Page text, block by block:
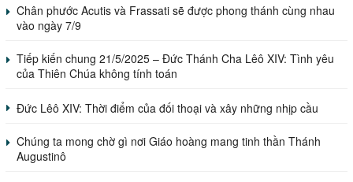
Chân phước Acutis và Frassati sẽ được phong thánh cùng nhau
vào ngày 7/9
Tiếp kiến chung 21/5/2025 – Đức Thánh Cha Lêô XIV: Tình yêu
của Thiên Chúa không tính toán
Đức Lêô XIV: Thời điểm của đối thoại và xây những nhịp cầu
Chúng ta mong chờ gì nơi Giáo hoàng mang tinh thần Thánh
Augustinô